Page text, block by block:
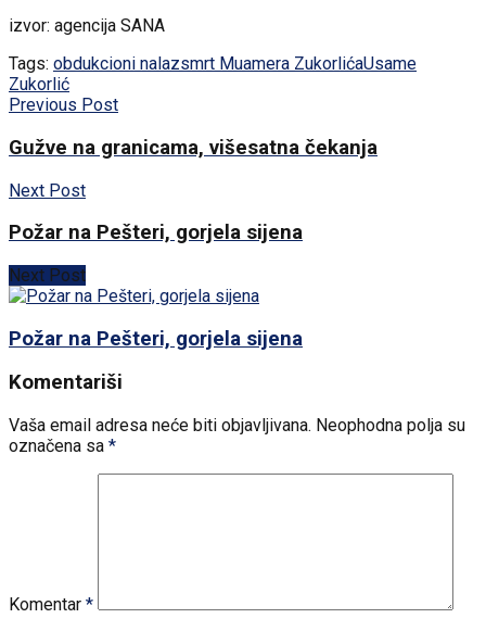
izvor: agencija SANA
Tags: obdukcioni nalazsmrt Muamera ZukorlićaUsame
Zukorlić
Previous Post
Gužve na granicama, višesatna čekanja
Next Post
Požar na Pešteri, gorjela sijena
Next Post
Požar na Pešteri, gorjela sijena
Komentariši
Vaša email adresa neće biti objavljivana. Neophodna polja su
označena sa *
Komentar *